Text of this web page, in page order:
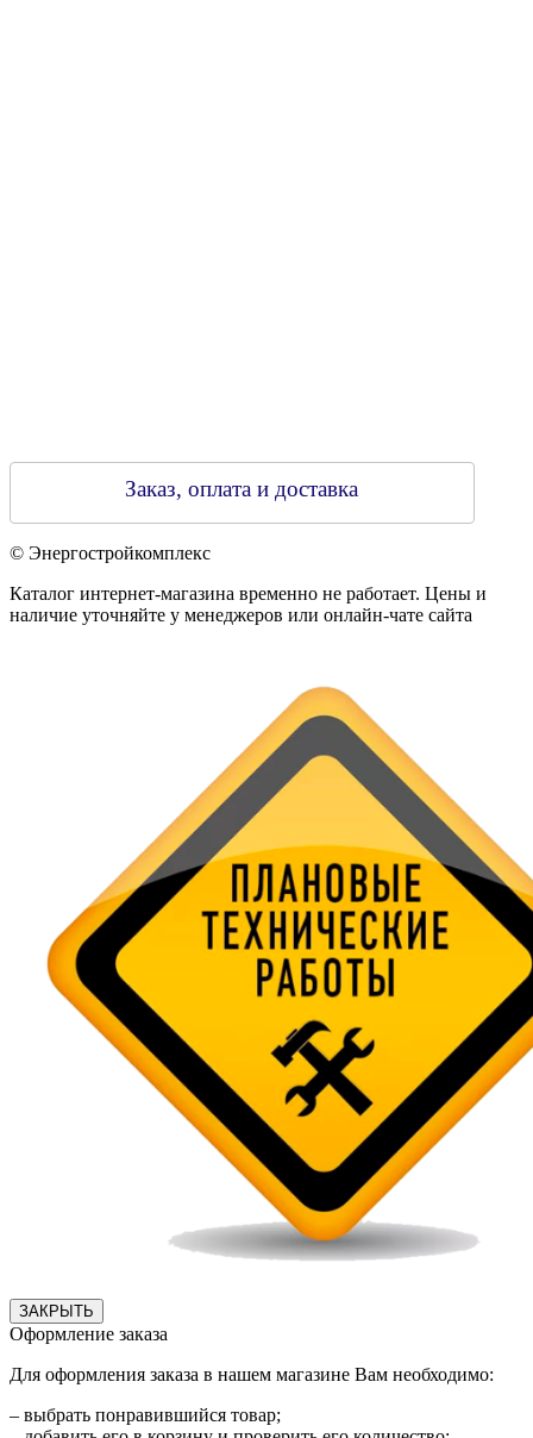
Заказ, оплата и доставка
© Энергостройкомплекс
Каталог интернет-магазина временно не работает. Цены и
наличие уточняйте у менеджеров или онлайн-чате сайта
ЗАКРЫТЬ
Оформление заказа
Для оформления заказа в нашем магазине Вам необходимо:
– выбрать понравившийся товар;